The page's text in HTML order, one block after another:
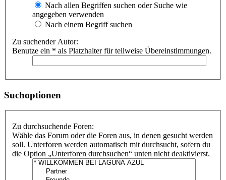
Nach allen Begriffen suchen oder Suche wie
angegeben verwenden
Nach einem Begriff suchen
Zu suchender Autor:
Benutze ein * als Platzhalter für teilweise Übereinstimmungen.
Suchoptionen
Zu durchsuchende Foren:
Wähle das Forum oder die Foren aus, in denen gesucht werden
soll. Unterforen werden automatisch mit durchsucht, sofern du
die Option „Unterforen durchsuchen“ unten nicht deaktivierst.